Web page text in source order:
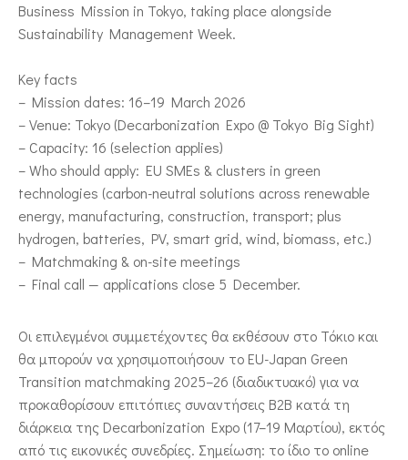
Business Mission in Tokyo, taking place alongside
Sustainability Management Week.
Key facts
– Mission dates: 16–19 March 2026
– Venue: Tokyo (Decarbonization Expo @ Tokyo Big Sight)
– Capacity: 16 (selection applies)
– Who should apply: EU SMEs & clusters in green
technologies (carbon-neutral solutions across renewable
energy, manufacturing, construction, transport; plus
hydrogen, batteries, PV, smart grid, wind, biomass, etc.)
– Matchmaking & on-site meetings
– Final call — applications close 5 December.
Οι επιλεγμένοι συμμετέχοντες θα εκθέσουν στο Τόκιο και
θα μπορούν να χρησιμοποιήσουν το EU-Japan Green
Transition matchmaking 2025–26 (διαδικτυακό) για να
προκαθορίσουν επιτόπιες συναντήσεις B2B κατά τη
διάρκεια της Decarbonization Expo (17–19 Μαρτίου), εκτός
από τις εικονικές συνεδρίες. Σημείωση: το ίδιο το online